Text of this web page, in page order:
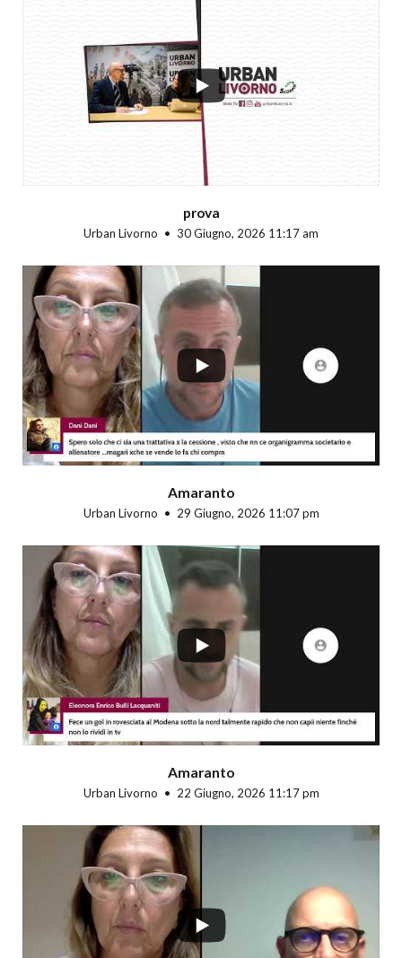
prova
Urban Livorno 30 Giugno, 2026 11:17 am
Amaranto
Urban Livorno 29 Giugno, 2026 11:07 pm
Amaranto
Urban Livorno 22 Giugno, 2026 11:17 pm